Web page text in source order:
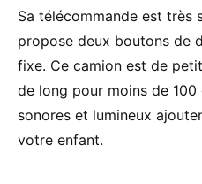
Sa télécommande est très
propose deux boutons de
fixe. Ce camion est de
de long pour moins de
sonores et lumineux
votre enfant.